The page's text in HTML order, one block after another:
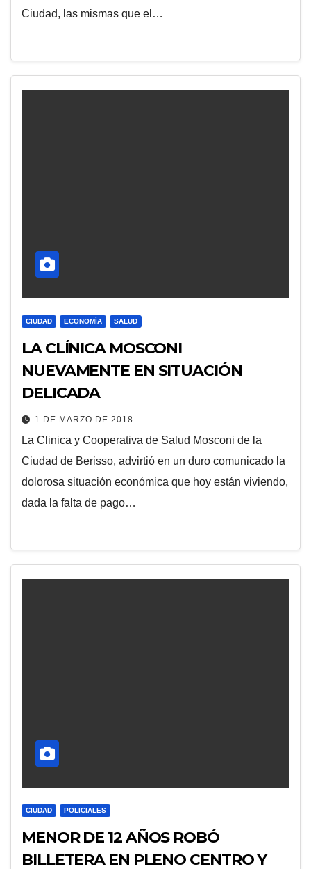
Ciudad, las mismas que el…
CIUDAD ECONOMÍA SALUD
LA CLÍNICA MOSCONI
NUEVAMENTE EN SITUACIÓN
DELICADA
1 DE MARZO DE 2018
La Clinica y Cooperativa de Salud Mosconi de la
Ciudad de Berisso, advirtió en un duro comunicado la
dolorosa situación económica que hoy están viviendo,
dada la falta de pago…
CIUDAD POLICIALES
MENOR DE 12 AÑOS ROBÓ
BILLETERA EN PLENO CENTRO Y